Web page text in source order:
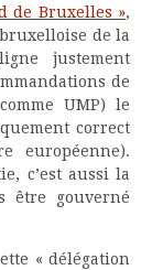
de Bruxelles »,
de la
justement
de
UMP) le
correct
européenne).
c’est aussi la
être gouverné
« délégation